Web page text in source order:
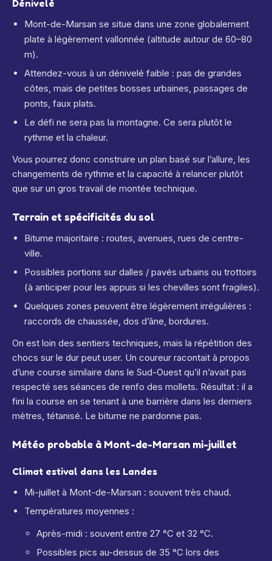
Dénivelé
Mont-de-Marsan se situe dans une zone globalement
plate à légèrement vallonnée (altitude autour de 60–80
m).
Attendez-vous à un dénivelé faible : pas de grandes
côtes, mais de petites bosses urbaines, passages de
ponts, faux plats.
Le défi ne sera pas la montagne. Ce sera plutôt le
rythme et la chaleur.
Vous pourrez donc construire un plan basé sur l’allure, les
changements de rythme et la capacité à relancer plutôt
que sur un gros travail de montée technique.
Terrain et spécificités du sol
Bitume majoritaire : routes, avenues, rues de centre-
ville.
Possibles portions sur dalles / pavés urbains ou trottoirs
(à anticiper pour les appuis si les chevilles sont fragiles).
Quelques zones peuvent être légèrement irrégulières :
raccords de chaussée, dos d’âne, bordures.
On est loin des sentiers techniques, mais la répétition des
chocs sur le dur peut user. Un coureur racontait à propos
d’une course similaire dans le Sud-Ouest qu’il n’avait pas
respecté ses séances de renfo des mollets. Résultat : il a
fini la course en se tenant à une barrière dans les derniers
mètres, tétanisé. Le bitume ne pardonne pas.
Météo probable à Mont-de-Marsan mi-juillet
Climat estival dans les Landes
Mi-juillet à Mont-de-Marsan : souvent très chaud.
Températures moyennes :
Après-midi : souvent entre 27 °C et 32 °C.
Possibles pics au-dessus de 35 °C lors des